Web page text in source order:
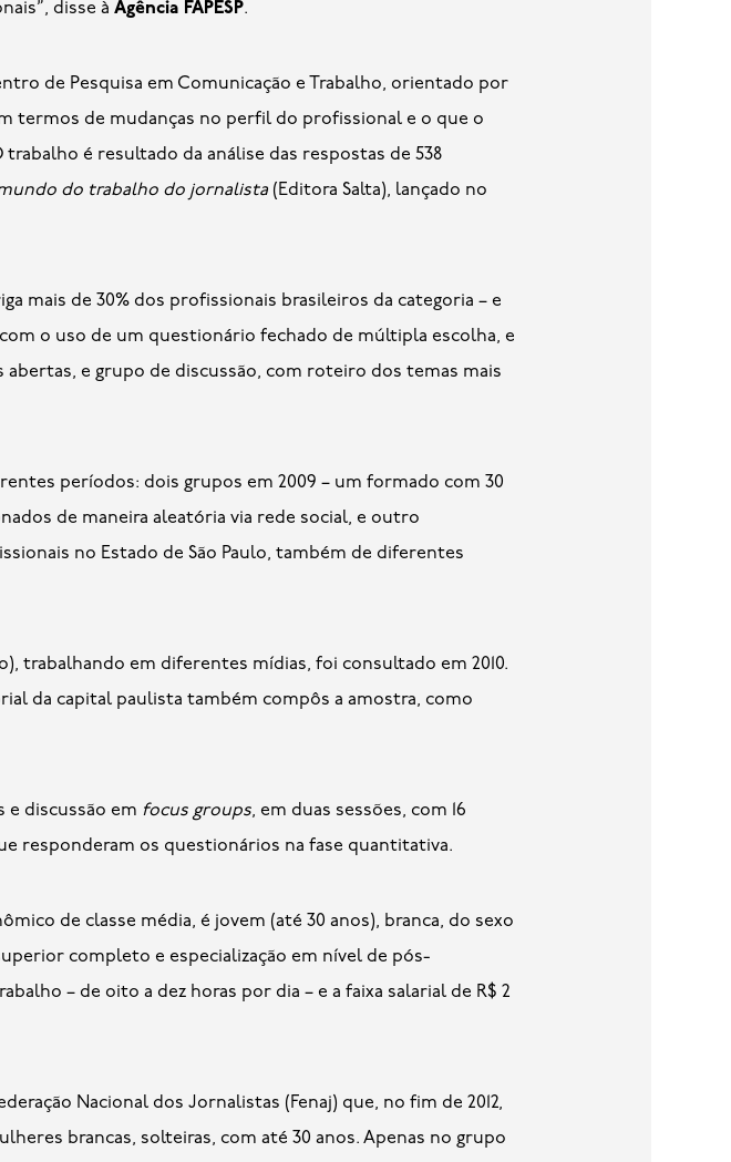
disse à Agência FAPESP.
de Pesquisa em Comunicação e Trabalho, orientado por
termos de mudanças no perfil do profissional e o que o
é resultado da análise das respostas de 538
do trabalho do jornalista(Editora Salta), lançado no
mais de 30% dos profissionais brasileiros da categoria – e
o uso de um questionário fechado de múltipla escolha, e
e grupo de discussão, com roteiro dos temas mais
períodos: dois grupos em 2009 – um formado com 30
de maneira aleatória via rede social, e outro
no Estado de São Paulo, também de diferentes
trabalhando em diferentes mídias, foi consultado em 2010.
da capital paulista também compôs a amostra, como
e discussão em focus groups, em duas sessões, com 16
responderam os questionários na fase quantitativa.
de classe média, é jovem (até 30 anos), branca, do sexo
completo e especialização em nível de pós-
– de oito a dez horas por dia – e a faixa salarial de R$ 2
Nacional dos Jornalistas (Fenaj) que, no fim de 2012,
brancas, solteiras, com até 30 anos. Apenas no grupo